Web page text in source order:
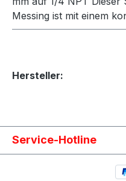
Messing ist mit einem
Hersteller:
Service-Hotline